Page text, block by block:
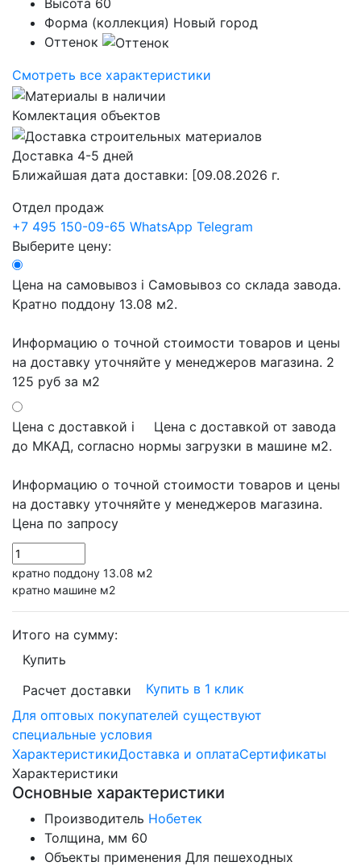
Форма (коллекция) Новый город
Оттенок
Смотреть все характеристики
Комлектация объектов
Доставка 4-5 дней
Ближайшая дата доставки: [09.08.2026 г.
Отдел продаж
+7 495 150-09-65 WhatsApp Telegram
Выберите цену:
Цена на самовывоз i Самовывоз со склада завода.
Кратно поддону 13.08 м2.
Информацию о точной стоимости товаров и цены
на доставку уточняйте у менеджеров магазина. 2
125 руб за м2
Цена с доставкой i
Цена с доставкой от завода
до МКАД, согласно нормы загрузки в машине м2.
Информацию о точной стоимости товаров и цены
на доставку уточняйте у менеджеров магазина.
Цена по запросу
кратно поддону 13.08 м2
кратно машине м2
Итого на сумму:
Купить
Расчет доставки
Купить в 1 клик
Для оптовых покупателей существуют
специальные условия
ХарактеристикиДоставка и оплатаСертификаты
Характеристики
Основные характеристики
Производитель Нобетек
Толщина, мм 60
Объекты применения Для пешеходных